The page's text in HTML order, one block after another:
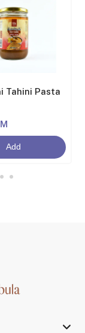
Tahini Pasta
Add